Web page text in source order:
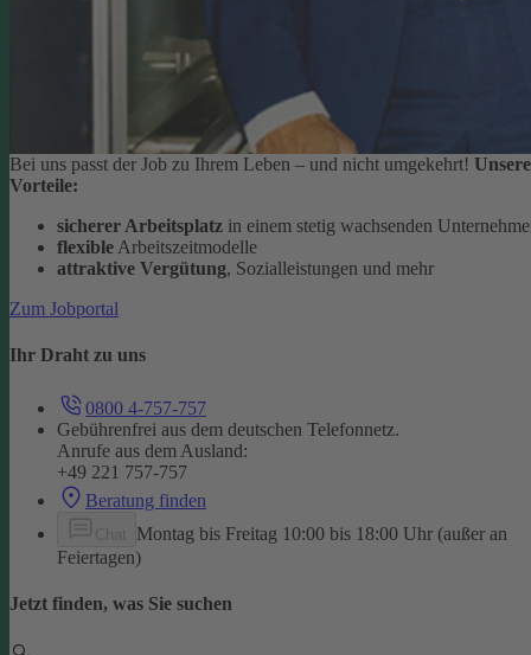
Bei uns passt der Job zu Ihrem Leben – und nicht umgekehrt! Unsere
Vorteile:
sicherer Arbeitsplatz in einem stetig wachsenden
flexible Arbeitszeitmodelle
attraktive Vergütung, Sozialleistungen und mehr
Zum Jobportal
Ihr Draht zu uns
0800 4-757-757
Gebührenfrei aus dem deutschen Telefonnetz.
Anrufe aus dem Ausland:
+49 221 757-757
Beratung finden
Montag bis Freitag 10:00 bis 18:00 Uhr (außer an
Feiertagen)
Jetzt finden, was Sie suchen